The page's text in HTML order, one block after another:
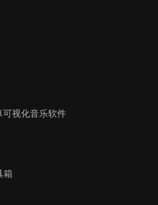
视化音乐软件
箱